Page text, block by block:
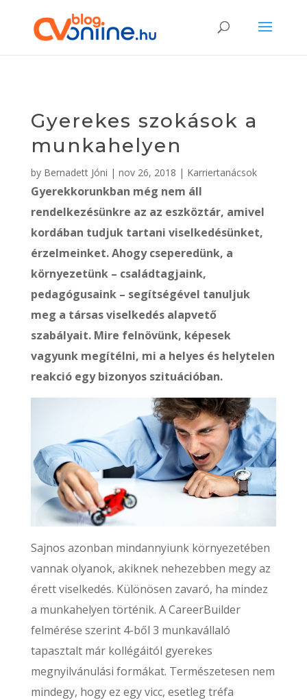
Gyerekes szokások a
munkahelyen
by Bernadett Jóni | nov 26, 2018 | Karriertanácsok
Gyerekkorunkban még nem áll
rendelkezésünkre az az eszköztár, amivel
kordában tudjuk tartani viselkedésünket,
érzelmeinket. Ahogy cseperedünk, a
környezetünk – családtagjaink,
pedagógusaink – segítségével tanuljuk
meg a társas viselkedés alapvető
szabályait. Mire felnövünk, képesek
vagyunk megítélni, mi a helyes és helytelen
reakció egy bizonyos szituációban.
Sajnos azonban mindannyiunk környezetében
vannak olyanok, akiknek nehezebben megy az
érett viselkedés. Különösen zavaró, ha mindez
a munkahelyen történik. A CareerBuilder
felmérése szerint 4-ből 3 munkavállaló
tapasztalt már kollégáitól gyerekes
megnyilvánulási formákat. Természetesen nem
mindegy, hogy ez egy vicc, esetleg tréfa